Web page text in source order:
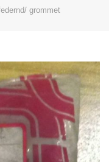
grommet